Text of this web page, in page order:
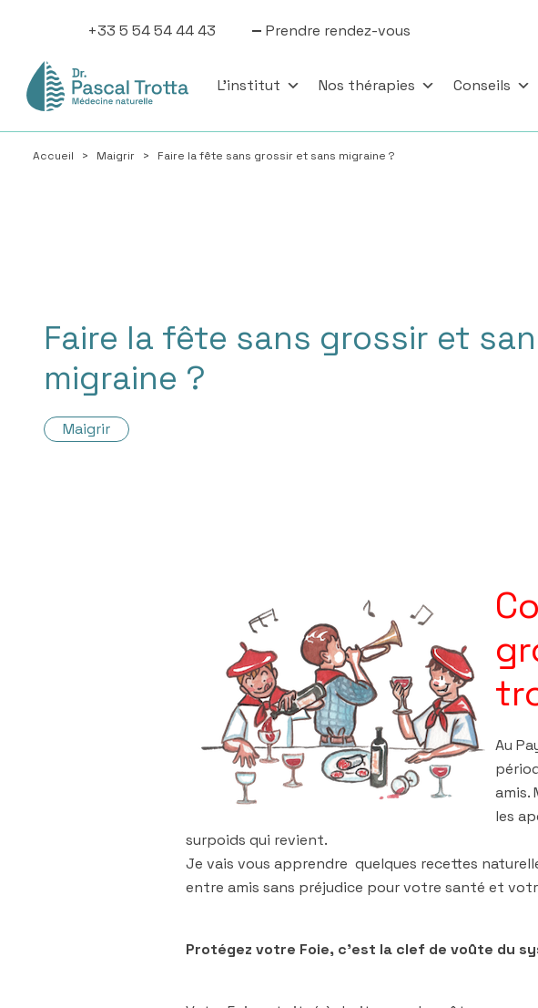
+33 5 54 54 44 43 Prendre rendez-vous
L'institut Nos thérapies Conseils
Accueil > Maigrir > Faire la fête sans grossir et sans migraine ?
Faire la fête sans grossir et
migraine ?
Maigrir
Au
amis.
les
surpoids qui revient.
Je vais vous apprendre quelques recettes
entre amis sans préjudice pour votre santé et
Protégez votre Foie, c’est la clef de voûte du